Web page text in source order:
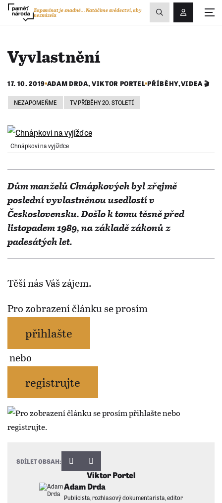
Přihlášení/
Zapomínat je snadné...Natáčíme svědectví, aby
nezmizela
Zobrazit
vyhledávání
Vyvlastnění
17. 10. 2019 ADAM DRDA,VIKTOR PORTEL PŘÍBĚHY,VIDEA 🎬
NEZAPOMEŇME TV PŘÍBĚHY 20. STOLETÍ
Chnápkovi na vyjížďce
Dům manželů Chnápkových byl zřejmě
poslední vyvlastněnou usedlostí v
Československu. Došlo k tomu těsně před
listopadem 1989, na základě zákonů z
padesátých let.
Těší nás Váš zájem.
Pro zobrazení článku se prosím
přihlašte
nebo
registrujte
Adam Drda
Publicista, rozhlasový dokumentarista, editor
Viktor Portel
SDÍLET OBSAH: